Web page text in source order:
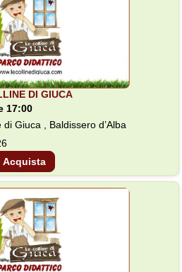
DI GIUCA
17:00
Giuca , Baldissero d’Alba
Acquista